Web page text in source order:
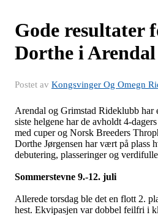
Gode resultater
Dorthe i Arendal
Postet av Kongsvinger Og Omegn
Arendal og Grimstad Rideklubb har
siste helgene har de avholdt 4-
med cuper og Norsk Breeders
Dorthe Jørgensen har vært på plass
debutering, plasseringer og
Sommerstevne 9.-12. juli
Allerede torsdag ble det en flott 2.
hest. Ekvipasjen var dobbel feilfri i